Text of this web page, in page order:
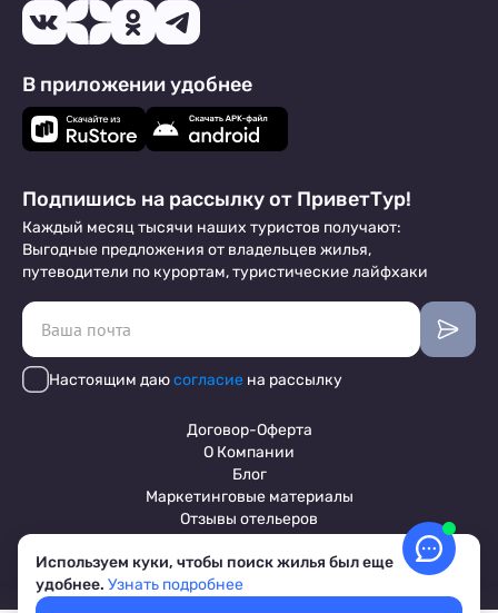
В приложении удобнее
Подпишись на рассылку от ПриветТур!
Каждый месяц тысячи наших туристов получают:
Выгодные предложения от владельцев жилья,
путеводители по курортам, туристические лайфхаки
Настоящим даюсогласие на рассылку
Договор-Оферта
О Компании
Блог
Маркетинговые материалы
Отзывы отельеров
Пользовательское соглашение
Используем куки, чтобы поиск жилья был еще
удобнее. Узнать подробнее